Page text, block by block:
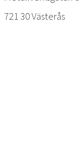
721 30 Västerås